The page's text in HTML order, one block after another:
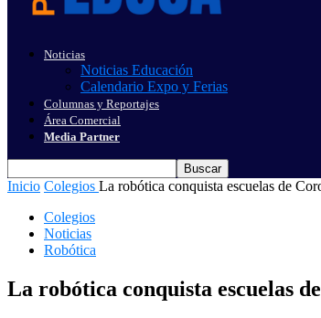
Noticias
Noticias Educación
Calendario Expo y Ferias
Columnas y Reportajes
Área Comercial
Media Partner
Inicio Colegios La robótica conquista escuelas de
Colegios
Noticias
Robótica
La robótica conquista escuelas